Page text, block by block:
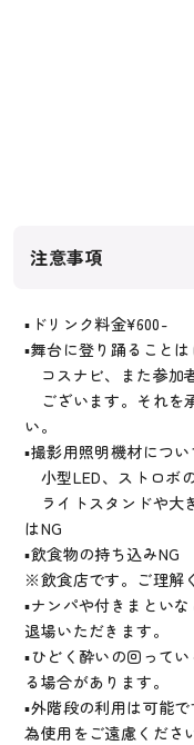
注意事項
▪︎ドリンク料金¥600-
▪︎舞台に登り踊ること
コスナビ、また参加
ございます。それを
い。
▪︎撮影用照明機材につい
小型LED、ストロボ
ライトスタンドや大
はNG
▪︎飲食物の持ち込みNG
※飲食店です。ご理解
▪︎ナンパや付きまとい
退場いただきます。
▪︎ひどく酔いの回って
る場合があります。
▪︎外階段の利用は可能
為使用をご遠慮くださ